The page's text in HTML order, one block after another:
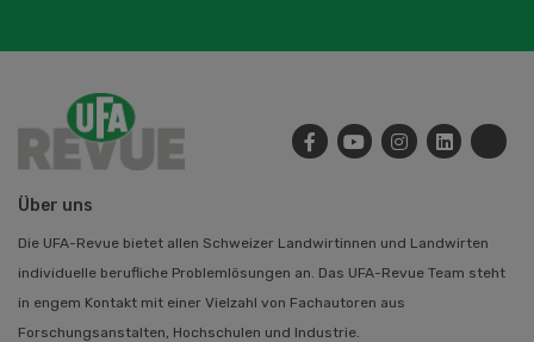
Über uns
Die UFA-Revue bietet allen Schweizer Landwirtinnen und Landwirten
individuelle berufliche Problemlösungen an. Das UFA-Revue Team steht
in engem Kontakt mit einer Vielzahl von Fachautoren aus
Forschungsanstalten, Hochschulen und Industrie.